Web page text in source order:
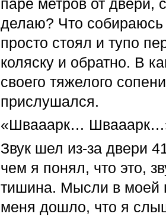
паре метров от двери,
делаю? Что
просто стоял и тупо
коляску и обратно. В
своего тяжелого
прислушался.
«Швааарк…
Звук шел из-за двери
чем я понял, что это,
тишина. Мысли в моей
меня дошло, что я